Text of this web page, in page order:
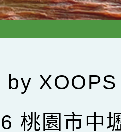
by XOOPS
桃園市中